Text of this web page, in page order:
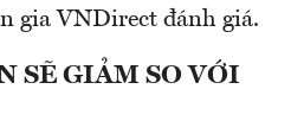
gia VNDirect đánh giá.
SẼ GIẢM SO VỚI